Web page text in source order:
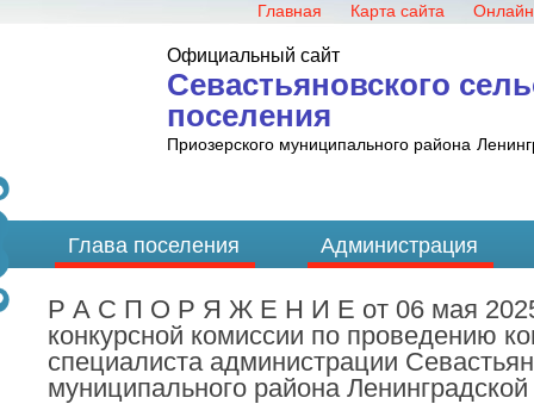
Главная Карта сайта
Официальный сайт
Севастьяновского
поселения
Приозерского муниципального района
Глава поселения Администрация
Р А С П О Р Я Ж Е Н И Е от 06 мая
конкурсной комиссии по проведению
специалиста администрации
муниципального района